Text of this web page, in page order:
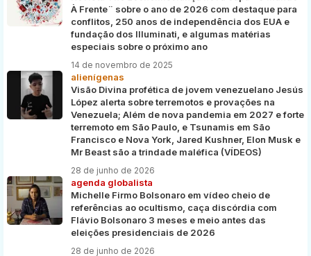
À Frente¨ sobre o ano de 2026 com destaque para
conflitos, 250 anos de independência dos EUA e
fundação dos Illuminati, e algumas matérias
especiais sobre o próximo ano
14 de novembro de 2025
alienígenas
Visão Divina profética de jovem venezuelano Jesús
López alerta sobre terremotos e provações na
Venezuela; Além de nova pandemia em 2027 e forte
terremoto em São Paulo, e Tsunamis em São
Francisco e Nova York, Jared Kushner, Elon Musk e
Mr Beast são a trindade maléfica (VÍDEOS)
28 de junho de 2026
agenda globalista
Michelle Firmo Bolsonaro em vídeo cheio de
referências ao ocultismo, caça discórdia com
Flávio Bolsonaro 3 meses e meio antes das
eleições presidenciais de 2026
28 de junho de 2026